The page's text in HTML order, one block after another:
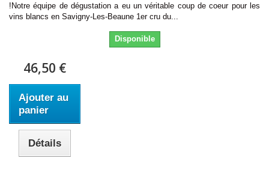
!Notre équipe de dégustation a eu un véritable coup de coeur pour les
vins blancs en Savigny-Les-Beaune 1er cru du...
Disponible
46,50 €
Ajouter au
panier
Détails